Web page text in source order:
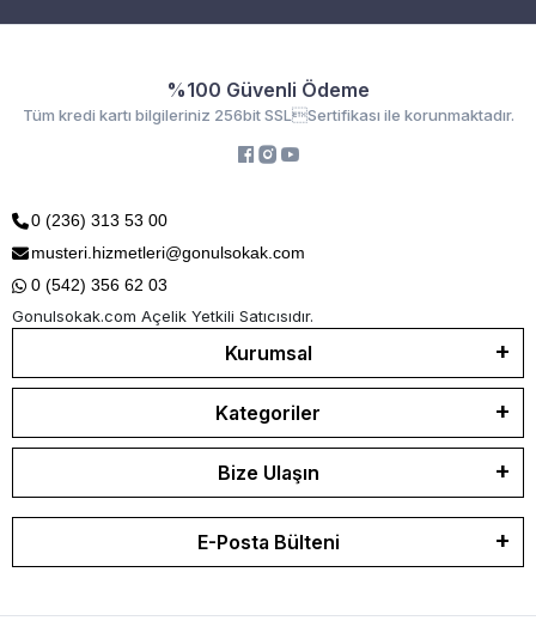
%100 Güvenli Ödeme
Tüm kredi kartı bilgileriniz 256bit SSLSertifikası ile korunmaktadır.
0 (236) 313 53 00
musteri.hizmetleri@gonulsokak.com
0 (542) 356 62 03
Gonulsokak.com Açelik Yetkili Satıcısıdır.
Kurumsal
Kategoriler
Bize Ulaşın
E-Posta Bülteni